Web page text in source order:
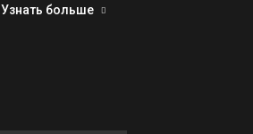
Узнать больше